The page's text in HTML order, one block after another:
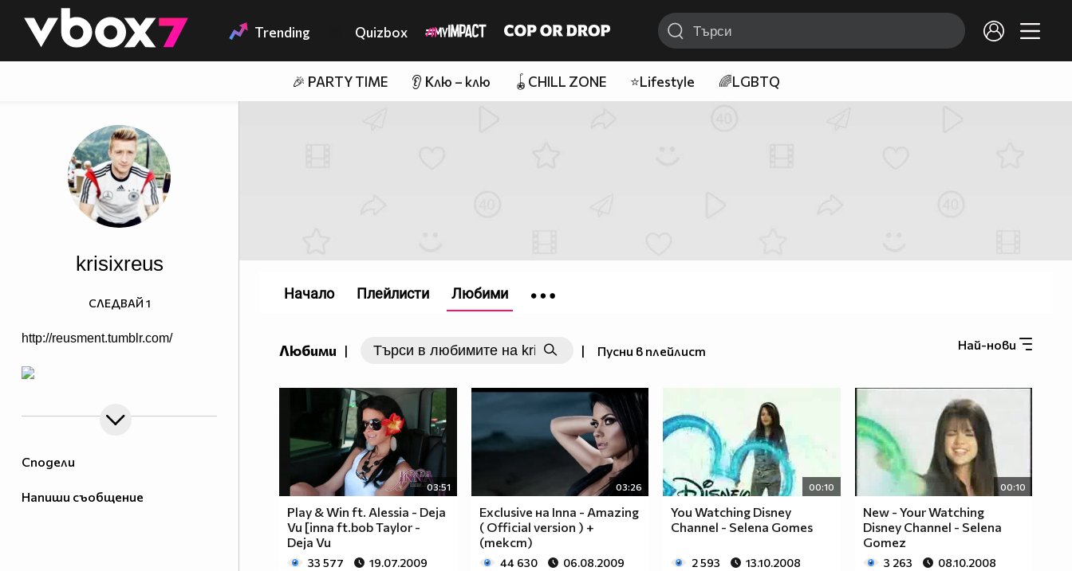
👾 Trending Quizbox
🎉 PARTY TIME 👂 Клю – клю 🪀CHILL ZONE ⭐Lifestyle 🌈LGBTQ
Сподели
Напиши съобщение
krisixreus
http://reusment.tumblr.com/
СЛЕДВАЙ 1
Любими | | Пусни в плейлист Най-нови
03:51
Play & Win ft. Alessia - Deja
Vu [inna ft.bob Taylor -
Deja Vu
33 577 19.07.2009
03:26
Exclusive на Inna - Amazing
( Official version ) +
(текст)
44 630 06.08.2009
00:10
You Watching Disney
Channel - Selena Gomes
2 593 13.10.2008
00:10
New - Your Watching
Disney Channel - Selena
Gomez
3 263 08.10.2008
Начало Плейлисти Любими